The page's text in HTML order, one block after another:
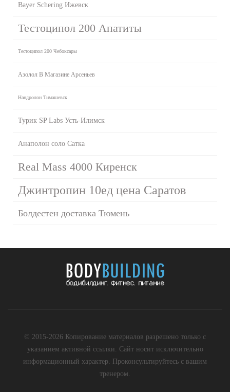
Bayer Schering Ижевск
Тестоципол 200 Апатиты
Тестоципол 200 Чебоксары
Азолол В Магазине Арсеньев
Нандролон Тимашевск
Турик SP Labs Усть-Илимск
Анаполон соло Сатка
Real Mass 4000 Киренск
Джинтропин 10ед цена Саратов
Болдестен доставка Тюмень
© 2015-2026 Копирование материалов разрешено только с
указанием активной ссылки. Сайт носит исключительно
информационный характер. Проконсультируйтесь с вашим
тренером.